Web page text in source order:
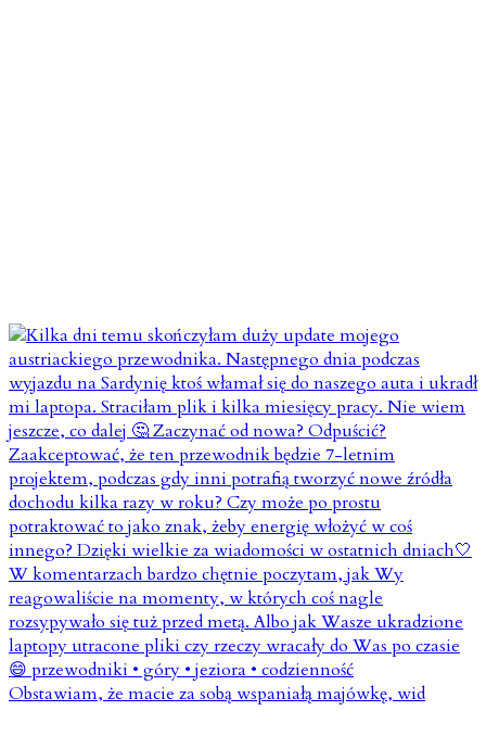
Obstawiam, że macie za sobą wspaniałą majówkę, wid